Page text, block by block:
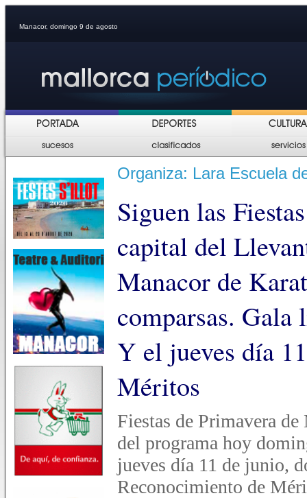
Manacor, domingo 9 de agosto
Organiza: Lara Escuela
Siguen las
capital del
Manacor de
comparsas.
Y el jueves día
Méritos
Fiestas de Primavera de
del programa hoy
jueves día 11 de junio,
Reconocimiento de